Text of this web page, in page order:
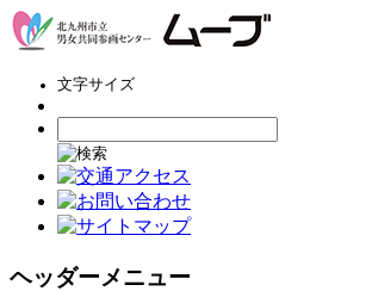
文字サイズ
ヘッダーメニュー